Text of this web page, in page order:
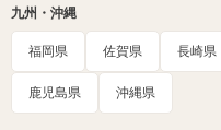
九州・沖縄
福岡県 佐賀県 長崎県
鹿児島県 沖縄県